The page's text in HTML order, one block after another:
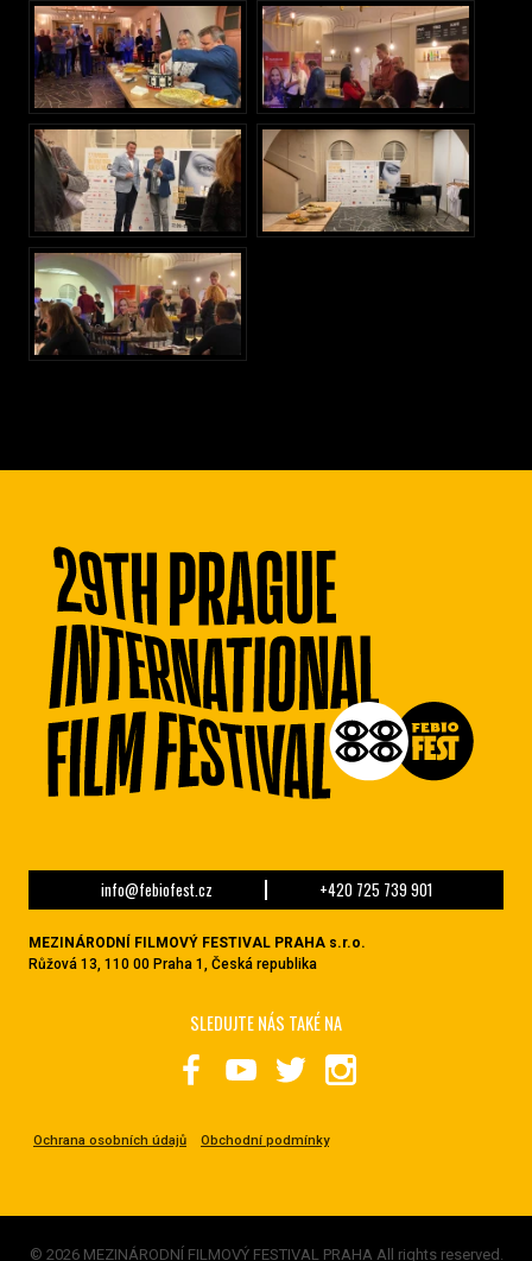
info@febiofest.cz +420 725 739 901
MEZINÁRODNÍ FILMOVÝ FESTIVAL PRAHA s.r.o.
Růžová 13, 110 00 Praha 1, Česká republika
Ochrana osobních údajů Obchodní podmínky
SLEDUJTE NÁS TAKÉ NA
© 2026 MEZINÁRODNÍ FILMOVÝ FESTIVAL PRAHA All rights reserved.